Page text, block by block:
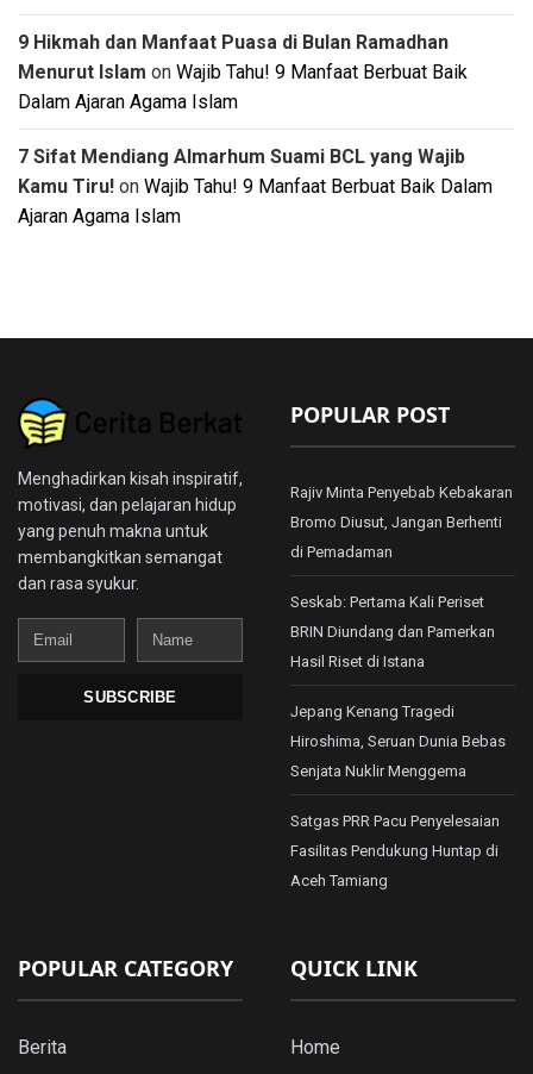
9 Hikmah dan Manfaat Puasa di Bulan Ramadhan
Menurut Islam on Wajib Tahu! 9 Manfaat Berbuat Baik
Dalam Ajaran Agama Islam
7 Sifat Mendiang Almarhum Suami BCL yang Wajib
Kamu Tiru! on Wajib Tahu! 9 Manfaat Berbuat Baik Dalam
Ajaran Agama Islam
Menghadirkan kisah inspiratif,
motivasi, dan pelajaran hidup
yang penuh makna untuk
membangkitkan semangat
dan rasa syukur.
Email
Name
SUBSCRIBE
POPULAR POST
Rajiv Minta Penyebab Kebakaran
Bromo Diusut, Jangan Berhenti
di Pemadaman
Seskab: Pertama Kali Periset
BRIN Diundang dan Pamerkan
Hasil Riset di Istana
Jepang Kenang Tragedi
Hiroshima, Seruan Dunia Bebas
Senjata Nuklir Menggema
Satgas PRR Pacu Penyelesaian
Fasilitas Pendukung Huntap di
Aceh Tamiang
POPULAR CATEGORY
Berita
QUICK LINK
Home